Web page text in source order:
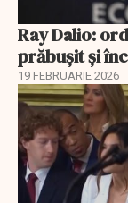
Ray Dalio:
prăbușit și
19 FEBRUARIE 2026